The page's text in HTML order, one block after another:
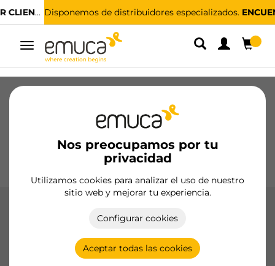
Disponemos de distribuidores especializados.ENCUENTRA EL MÁS CERCANO
Alternar
navegación
Nos preocupamos por tu
privacidad
Utilizamos cookies para analizar el uso de nuestro
sitio web y mejorar tu experiencia.
Configurar cookies
Aceptar todas las cookies
Bisagras
Cocina Montaje
Bases Expositores
Bisagras X91 con cierre suave
un cierre amortiguado y silencioso para puertas, con
opciones de apertura de 105° y 165° y materiales duraderos.